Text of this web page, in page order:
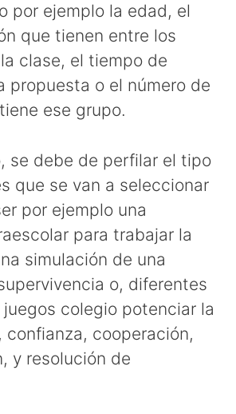
por ejemplo la edad, el
que tienen entre los
clase, el tiempo de
propuesta o el número de
ese grupo.
se debe de perfilar el tipo
que se van a seleccionar
por ejemplo una
para trabajar la
simulación de una
o, diferentes
colegio potenciar la
confianza, cooperación,
y resolución de